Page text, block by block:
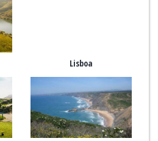
Lisboa